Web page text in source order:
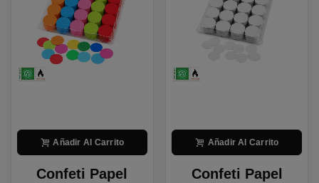
Añadir Al Carrito
Confeti Papel
Añadir Al Carrito
Confeti Papel